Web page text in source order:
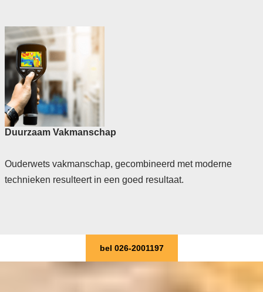
Duurzaam Vakmanschap
Ouderwets vakmanschap, gecombineerd met moderne
technieken resulteert in een goed resultaat.
bel 026-2001197